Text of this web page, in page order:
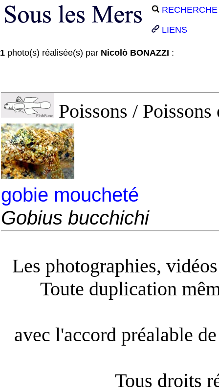
RECHERCHE
LIENS
1 photo(s) réalisée(s) par Nicolò BONAZZI :
Poissons /
gobie moucheté
Gobius bucchichi
Les photographies,
Toute duplication
avec l'accord préalable
Tous droits